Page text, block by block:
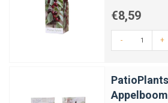
€8,59
- +